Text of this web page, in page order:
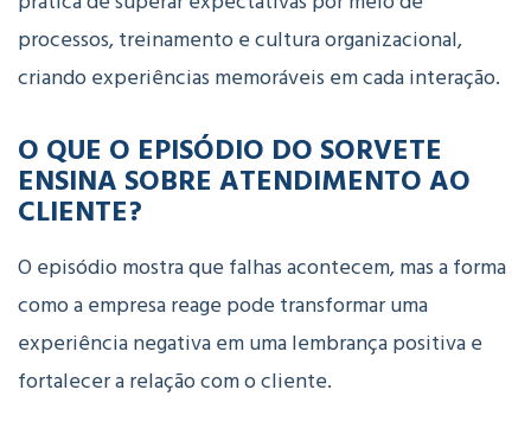
processos, treinamento e cultura organizacional,
criando experiências memoráveis em cada interação.
O QUE O EPISÓDIO DO SORVETE
ENSINA SOBRE ATENDIMENTO AO
CLIENTE?
O episódio mostra que falhas acontecem, mas a forma
como a empresa reage pode transformar uma
experiência negativa em uma lembrança positiva e
fortalecer a relação com o cliente.